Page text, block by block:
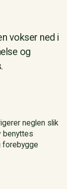
vokser ned i
og
neglen slik
benyttes
forebygge